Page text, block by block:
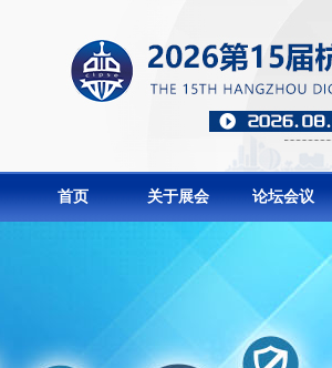
首页 关于展会 论坛会议